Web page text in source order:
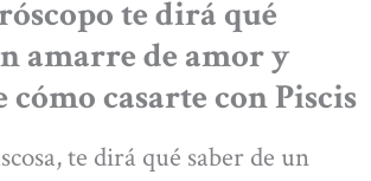
te dirá qué
amarre de amor y
cómo casarte con Piscis
te dirá qué saber de un